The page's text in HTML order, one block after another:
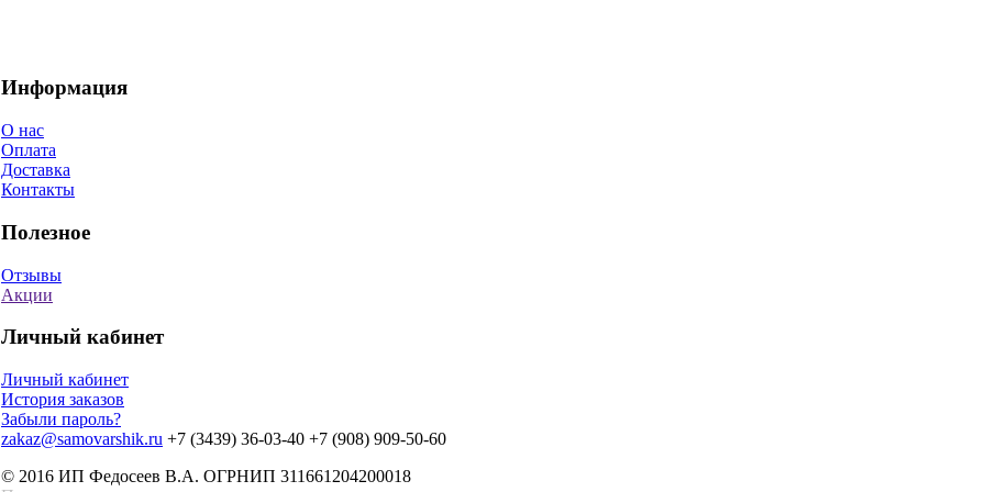
Информация
О нас
Оплата
Доставка
Контакты
Полезное
Отзывы
Акции
Личный кабинет
Личный кабинет
История заказов
Забыли пароль?
zakaz@samovarshik.ru +7 (3439) 36-03-40 +7 (908) 909-50-60
© 2016 ИП Федосеев В.А. ОГРНИП 311661204200018